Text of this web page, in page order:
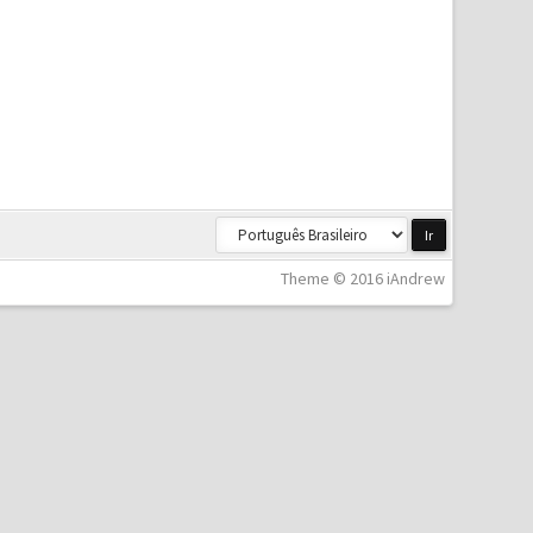
Theme © 2016 iAndrew